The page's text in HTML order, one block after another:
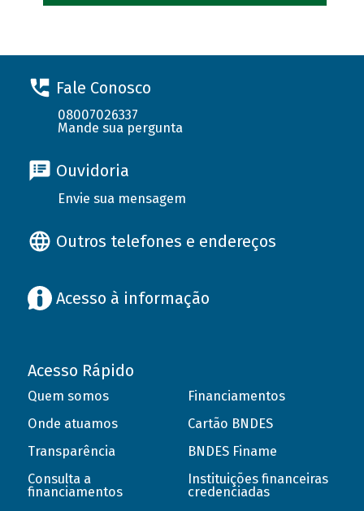
Fale Conosco
08007026337
Mande sua pergunta
Ouvidoria
Envie sua mensagem
Outros telefones e endereços
Acesso à informação
Acesso Rápido
Quem somos
Onde atuamos
Transparência
Consulta a
financiamentos
Financiamentos
Cartão BNDES
BNDES Finame
Instituições financeiras
credenciadas